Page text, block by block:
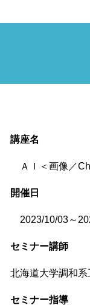
講座名
ＡＩ＜画像／
開催日
2023/10/03～
セミナー講師
北海道大学調和
セミナー指導